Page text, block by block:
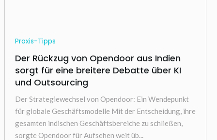
Praxis-Tipps
Der Rückzug von Opendoor aus Indien
sorgt für eine breitere Debatte über KI
und Outsourcing
Der Strategiewechsel von Opendoor: Ein Wendepunkt
für globale Geschäftsmodelle Mit der Entscheidung, ihre
gesamten indischen Geschäftsbereiche zu schließen,
sorgte Opendoor für Aufsehen weit üb...